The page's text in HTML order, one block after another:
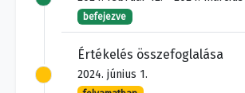
befejezve
Értékelés összefoglalása
2024. június 1.